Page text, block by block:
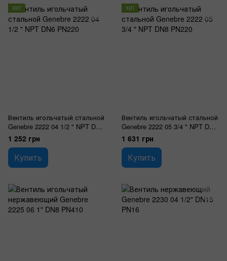
ХИТ
Вентиль игольчатый стальной
Genebre 2222 04 1/2 " NPT DN6
PN220
1 252 грн
Купить
ХИТ
Вентиль игольчатый стальной
Genebre 2222 05 3/4 " NPT DN8
PN220
1 631 грн
Купить